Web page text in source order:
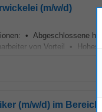
(m/w/d)
• Abgeschlossene
von Vorteil • Hohes
(m/w/d) im